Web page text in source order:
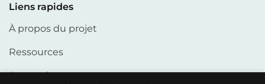
Liens rapides
À propos du projet
Ressources
Partenaires